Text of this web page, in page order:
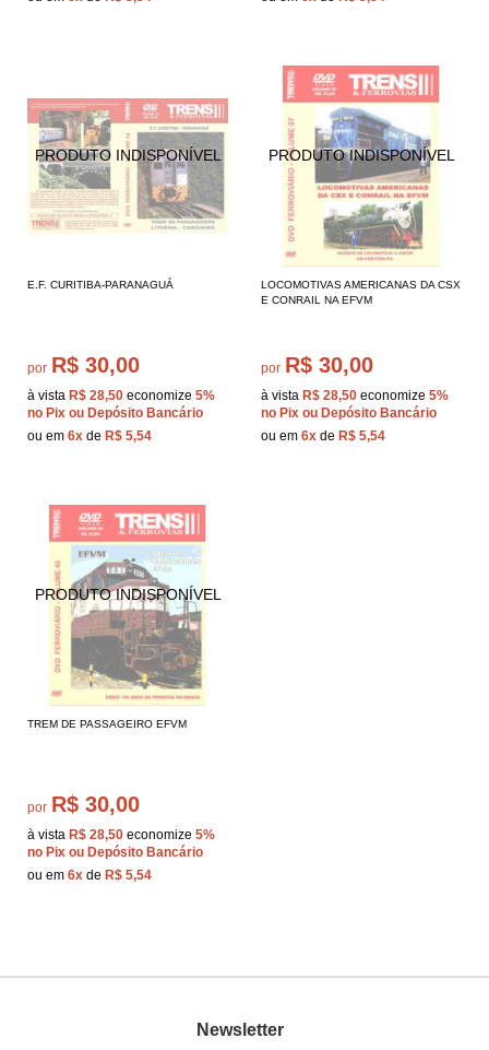
E.F. CURITIBA-PARANAGUÁ
por R$ 30,00
à vista R$ 28,50 economize 5%
no Pix ou Depósito Bancário
ou em 6x de R$ 5,54
LOCOMOTIVAS AMERICANAS DA CSX
E CONRAIL NA EFVM
por R$ 30,00
à vista R$ 28,50 economize 5%
no Pix ou Depósito Bancário
ou em 6x de R$ 5,54
TREM DE PASSAGEIRO EFVM
por R$ 30,00
à vista R$ 28,50 economize 5%
no Pix ou Depósito Bancário
ou em 6x de R$ 5,54
Newsletter